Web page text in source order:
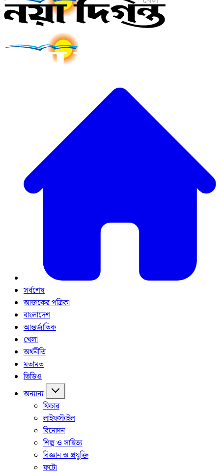
সর্বশেষ
আজকের পত্রিকা
বাংলাদেশ
আন্তর্জাতিক
খেলা
অর্থনীতি
মতামত
ভিডিও
অন্যান্য
ফিচার
লাইফস্টাইল
বিনোদন
শিল্প ও সাহিত্য
বিজ্ঞান ও প্রযুক্তি
ফটো